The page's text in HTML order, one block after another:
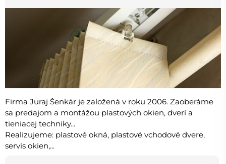
Firma Juraj Šenkár je založená v roku 2006. Zaoberáme
sa predajom a montážou plastových okien, dverí a
tieniacej techniky...
Realizujeme: plastové okná, plastové vchodové dvere,
servis okien,...